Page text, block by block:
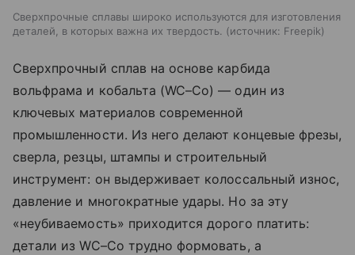
Сверхпрочные сплавы широко используются для изготовления
деталей, в которых важна их твердость.
источник: Freepik
Сверхпрочный сплав на основе карбида
вольфрама и кобальта (WC–Co) — один из
ключевых материалов современной
промышленности. Из него делают концевые фрезы,
сверла, резцы, штампы и строительный
инструмент: он выдерживает колоссальный износ,
давление и многократные удары. Но за эту
«неубиваемость» приходится дорого платить:
детали из WC–Co трудно формовать, а